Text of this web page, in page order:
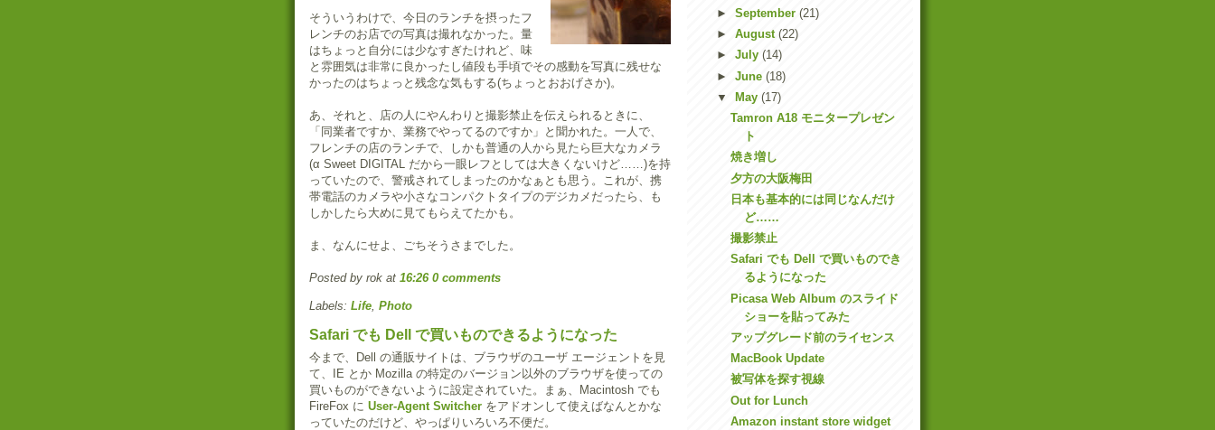
そういうわけで、今日のランチを摂ったフ
レンチのお店での写真は撮れなかった。量
はちょっと自分には少なすぎたけれど、味
と雰囲気は非常に良かったし値段も手頃でその感動を写真に残せな
かったのはちょっと残念な気もする(ちょっとおおげさか)。
あ、それと、店の人にやんわりと撮影禁止を伝えられるときに、
「同業者ですか、業務でやってるのですか」と聞かれた。一人で、
フレンチの店のランチで、しかも普通の人から見たら巨大なカメラ
(α Sweet DIGITAL だから一眼レフとしては大きくないけど……)を持
っていたので、警戒されてしまったのかなぁとも思う。これが、携
帯電話のカメラや小さなコンパクトタイプのデジカメだったら、も
しかしたら大めに見てもらえてたかも。
ま、なんにせよ、ごちそうさまでした。
Posted by rok at 16:26 0 comments
Labels: Life, Photo
Safari でも Dell で買いものできるようになった
今まで、Dell の通販サイトは、ブラウザのユーザ エージェントを見
て、IE とか Mozilla の特定のバージョン以外のブラウザを使っての
買いものができないように設定されていた。まぁ、Macintosh でも
FireFox に User-Agent Switcher をアドオンして使えばなんとかな
っていたのだけど、やっぱりいろいろ不便だ。
► September (21)
► August (22)
► July (14)
► June (18)
▼
May (17)
Tamron A18 モニタープレゼン
ト
焼き増し
夕方の大阪梅田
日本も基本的には同じなんだけ
ど……
撮影禁止
Safari でも Dell で買いものでき
るようになった
Picasa Web Album のスライド
ショーを貼ってみた
アップグレード前のライセンス
MacBook Update
被写体を探す視線
Out for Lunch
Amazon instant store widget